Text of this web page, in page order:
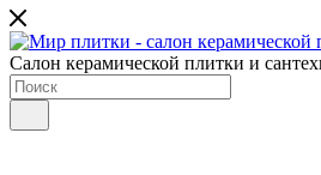
Салон керамической плитки и